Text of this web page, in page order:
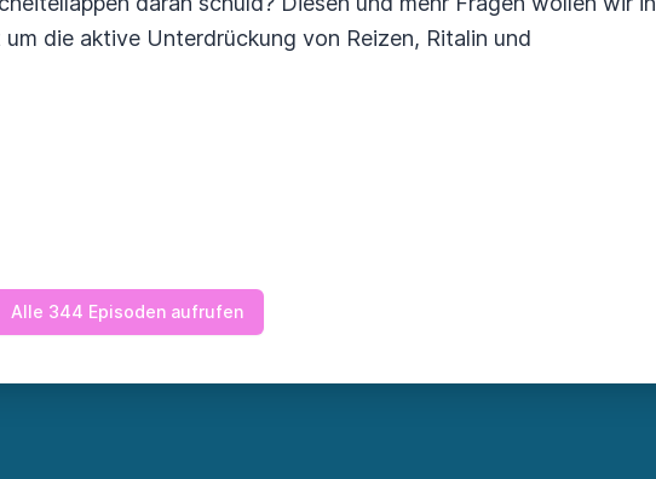
die aktive Unterdrückung von Reizen, Ritalin und
Alle 344 Episoden aufrufen